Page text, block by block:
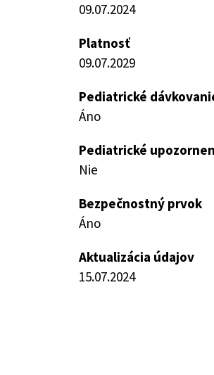
09.07.2024
Platnosť
09.07.2029
Pediatrické
Áno
Pediatrické
Nie
Bezpečnostný prvok
Áno
Aktualizácia údajov
15.07.2024